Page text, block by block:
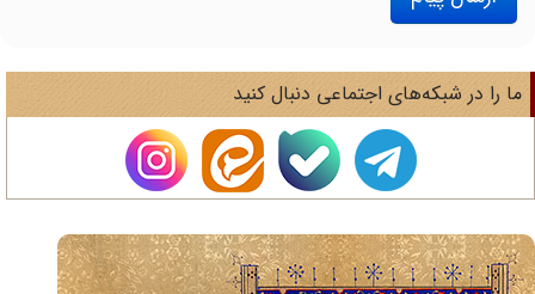
را در شبکه‌های اجتماعی دنبال کنید